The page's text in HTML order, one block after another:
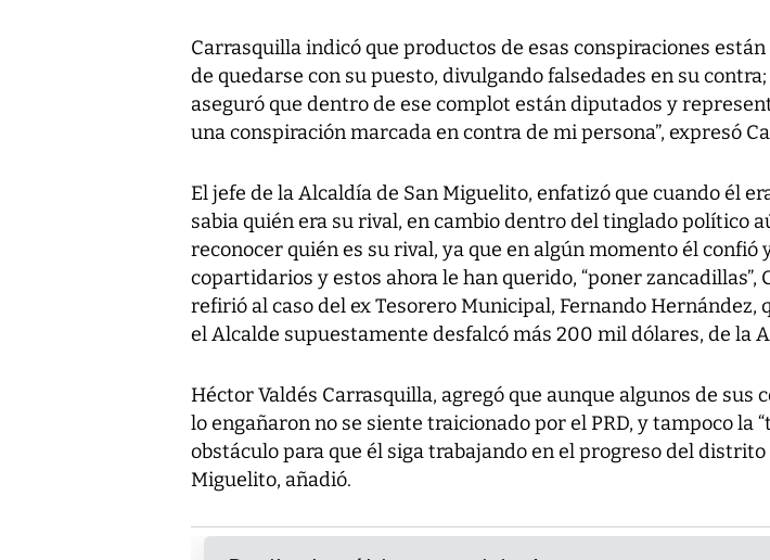
Carrasquilla indicó que productos de esas conspiraciones
de quedarse con su puesto, divulgando falsedades en su
aseguró que dentro de ese complot están diputados y
una conspiración marcada en contra de mi persona”, expresó
El jefe de la Alcaldía de San Miguelito, enfatizó que cuando él
sabia quién era su rival, en cambio dentro del tinglado político
reconocer quién es su rival, ya que en algún momento él confió
copartidarios y estos ahora le han querido, “poner zancadillas”,
refirió al caso del ex Tesorero Municipal, Fernando Hernández,
el Alcalde supuestamente desfalcó más 200 mil dólares, de la
Héctor Valdés Carrasquilla, agregó que aunque algunos de sus
lo engañaron no se siente traicionado por el PRD, y tampoco la
obstáculo para que él siga trabajando en el progreso del distrito
Miguelito, añadió.